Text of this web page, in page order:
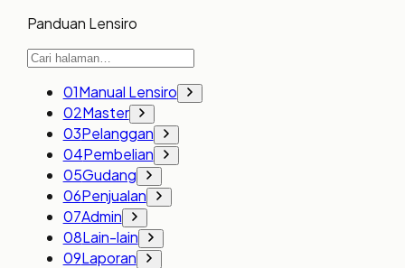
Panduan Lensiro
01Manual Lensiro
02Master
03Pelanggan
04Pembelian
05Gudang
06Penjualan
07Admin
08Lain-lain
09Laporan